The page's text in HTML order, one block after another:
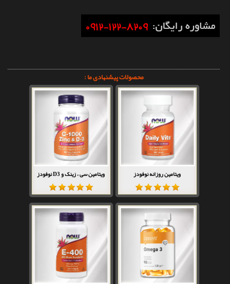
محصولات پیشنهادی ما :
ویتامین روزانه نوفودز ویتامین سی ، زینک و D3 نوفودز